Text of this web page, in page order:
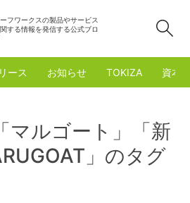
ーフワークスの製品やサービス
する情報を発信する公式ブロ
ース お知らせ TOKIZA 資本
マルゴート」「新
」のタグ